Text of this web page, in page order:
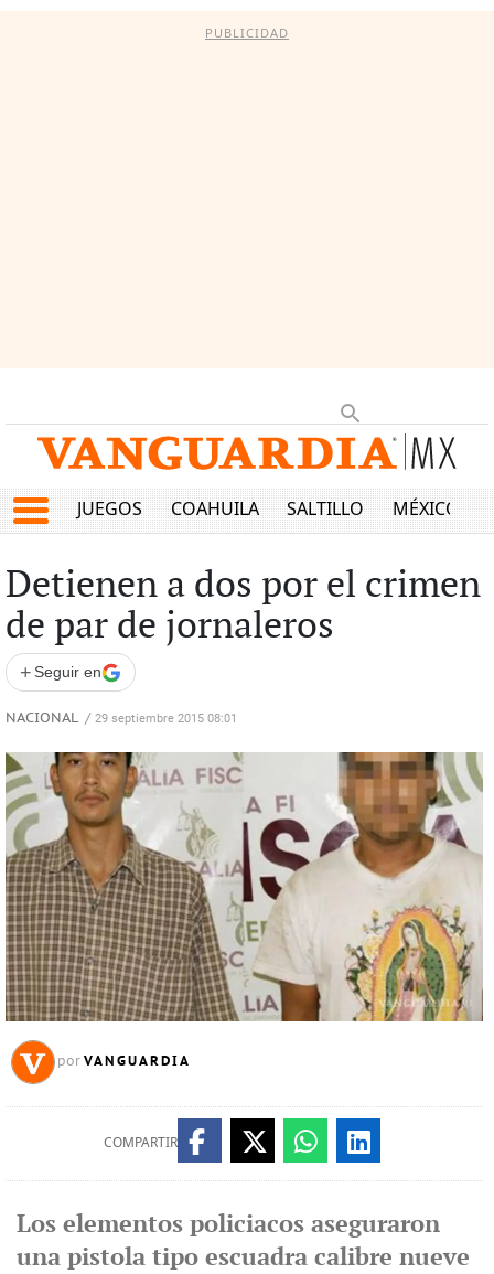
PUBLICIDAD
JUEGOS COAHUILA SALTILLO MÉXICO
Detienen a dos por el crimen
de par de jornaleros
+ Seguir en
NACIONAL / 29 septiembre 2015 08:01
por VANGUARDIA
COMPARTIR
Los elementos policiacos aseguraron
una pistola tipo escuadra calibre nueve